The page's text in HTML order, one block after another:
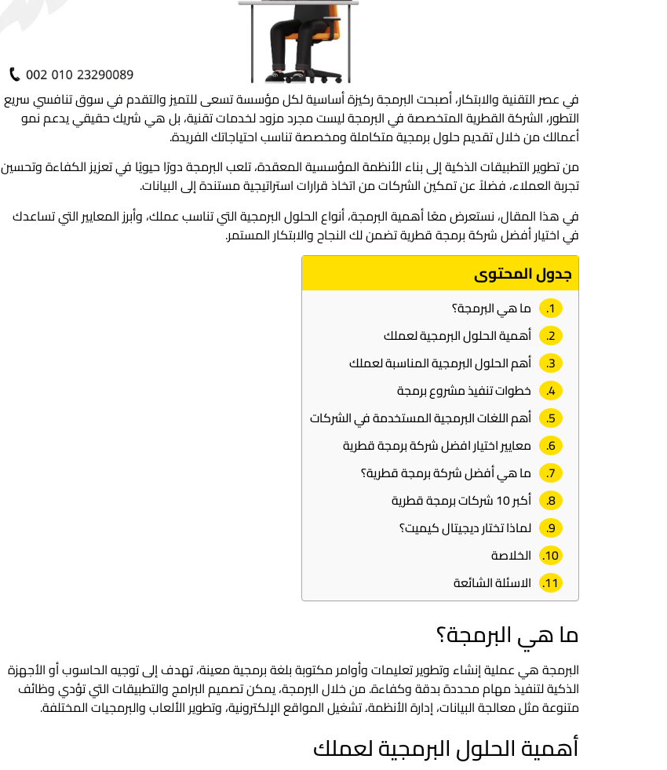
في عصر التقنية والابتكار، أصبحت البرمجة ركيزة أساسية لكل مؤسسة تسعى للتميز والتقدم في سوق تنافسي سريع
التطور، الشركة القطرية المتخصصة في البرمجة ليست مجرد مزود لخدمات تقنية، بل هي شريك حقيقي يدعم نمو
أعمالك من خلال تقديم حلول برمجية متكاملة ومخصصة تناسب احتياجاتك الفريدة.
من تطوير التطبيقات الذكية إلى بناء الأنظمة المؤسسية المعقدة، تلعب البرمجة دورًا حيويًا في تعزيز الكفاءة وتحسين
تجربة العملاء، فضلاً عن تمكين الشركات من اتخاذ قرارات استراتيجية مستندة إلى البيانات.
في هذا المقال، نستعرض معًا أهمية البرمجة، أنواع الحلول البرمجية التي تناسب عملك، وأبرز المعايير التي تساعدك
في اختيار أفضل شركة برمجة قطرية تضمن لك النجاح والابتكار المستمر.
جدول المحتوى
ما هي البرمجة؟
أهمية الحلول البرمجية لعملك
أهم الحلول البرمجية المناسبة لعملك
خطوات تنفيذ مشروع برمجة
أهم اللغات البرمجية المستخدمة في الشركات
معايير اختيار افضل شركة برمجة قطرية
ما هي أفضل شركة برمجة قطرية؟
أكبر 10 شركات برمجة قطرية
لماذا تختار ديجيتال كيميت؟
الخلاصة
الاسئلة الشائعة
ما هي البرمجة؟
البرمجة هي عملية إنشاء وتطوير تعليمات وأوامر مكتوبة بلغة برمجية معينة، تهدف إلى توجيه الحاسوب أو الأجهزة
الذكية لتنفيذ مهام محددة بدقة وكفاءة. من خلال البرمجة، يمكن تصميم البرامج والتطبيقات التي تؤدي وظائف
متنوعة مثل معالجة البيانات، إدارة الأنظمة، تشغيل المواقع الإلكترونية، وتطوير الألعاب والبرمجيات المختلفة.
أهمية الحلول البرمجية لعملك